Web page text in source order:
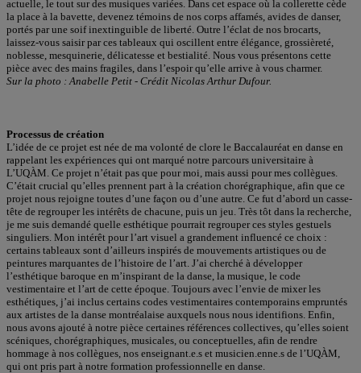
actuelle, le tout sur des musiques variées. Dans cet espace où la collerette cède
la place à la bavette, devenez témoins de nos corps affamés, avides de danser,
portés par une soif inextinguible de liberté. Outre l’éclat de nos brocarts,
laissez-vous saisir par ces tableaux qui oscillent entre élégance, grossièreté,
noblesse, mesquinerie, délicatesse et bestialité. Nous vous présentons cette
pièce avec des mains fragiles, dans l’espoir qu’elle arrive à vous charmer.
Sur la photo : Anabelle Petit - Crédit Nicolas Arthur Dufour.
Processus de création
L’idée de ce projet est née de ma volonté de clore le Baccalauréat en danse en
rappelant les expériences qui ont marqué notre parcours universitaire à
L’UQÀM. Ce projet n’était pas que pour moi, mais aussi pour mes collègues.
C’était crucial qu’elles prennent part à la création chorégraphique, afin que ce
projet nous rejoigne toutes d’une façon ou d’une autre. Ce fut d’abord un casse-
tête de regrouper les intérêts de chacune, puis un jeu. Très tôt dans la recherche,
je me suis demandé quelle esthétique pourrait regrouper ces styles gestuels
singuliers. Mon intérêt pour l’art visuel a grandement influencé ce choix :
certains tableaux sont d’ailleurs inspirés de mouvements artistiques ou de
peintures marquantes de l’histoire de l’art. J’ai cherché à développer
l’esthétique baroque en m’inspirant de la danse, la musique, le code
vestimentaire et l’art de cette époque. Toujours avec l’envie de mixer les
esthétiques, j’ai inclus certains codes vestimentaires contemporains empruntés
aux artistes de la danse montréalaise auxquels nous nous identifions. Enfin,
nous avons ajouté à notre pièce certaines références collectives, qu’elles soient
scéniques, chorégraphiques, musicales, ou conceptuelles, afin de rendre
hommage à nos collègues, nos enseignant.e.s et musicien.enne.s de l’UQÀM,
qui ont pris part à notre formation professionnelle en danse.